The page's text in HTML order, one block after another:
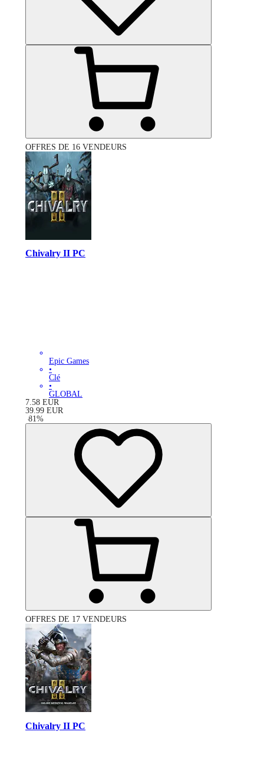
OFFRES DE 16 VENDEURS
Chivalry II PC
Epic Games
•
Clé
•
GLOBAL
7.58 EUR
39.99 EUR
-81%
OFFRES DE 17 VENDEURS
Chivalry II PC